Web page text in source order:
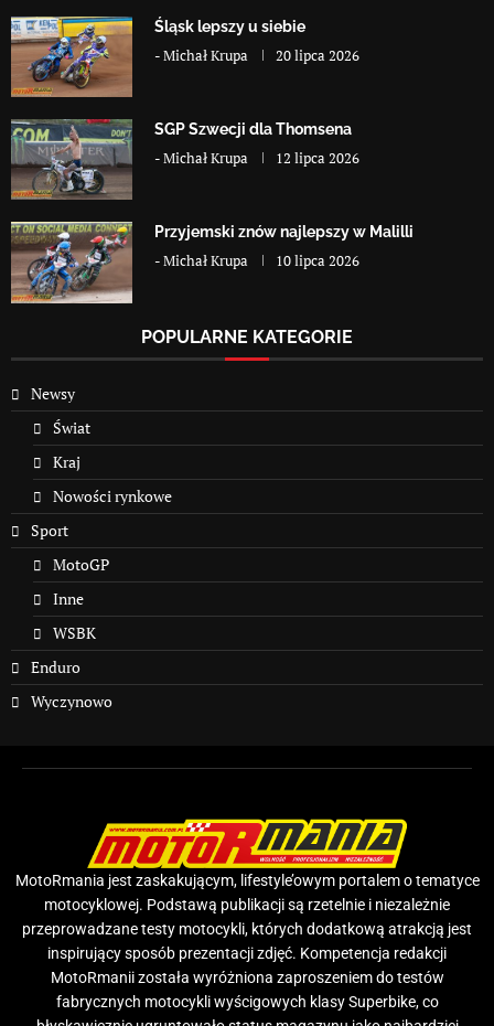
Śląsk lepszy u siebie
-Michał Krupa 20 lipca 2026
SGP Szwecji dla Thomsena
-Michał Krupa 12 lipca 2026
Przyjemski znów najlepszy w Malilli
-Michał Krupa 10 lipca 2026
POPULARNE KATEGORIE
Newsy
Świat
Kraj
Nowości rynkowe
Sport
MotoGP
Inne
WSBK
Enduro
Wyczynowo
MotoRmania jest zaskakującym, lifestyle’owym portalem o tematyce
motocyklowej. Podstawą publikacji są rzetelnie i niezależnie
przeprowadzane testy motocykli, których dodatkową atrakcją jest
inspirujący sposób prezentacji zdjęć. Kompetencja redakcji
MotoRmanii została wyróżniona zaproszeniem do testów
fabrycznych motocykli wyścigowych klasy Superbike, co